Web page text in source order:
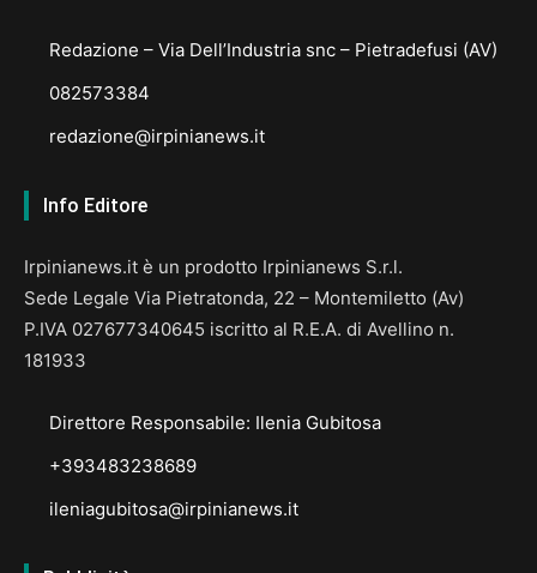
Redazione – Via Dell’Industria snc – Pietradefusi (AV)
082573384
redazione@irpinianews.it
Info Editore
Irpinianews.it è un prodotto Irpinianews S.r.l.
Sede Legale Via Pietratonda, 22 – Montemiletto (Av)
P.IVA 027677340645 iscritto al R.E.A. di Avellino n.
181933
Direttore Responsabile: Ilenia Gubitosa
+393483238689
ileniagubitosa@irpinianews.it